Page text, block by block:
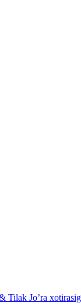
Tilak Jo’ra